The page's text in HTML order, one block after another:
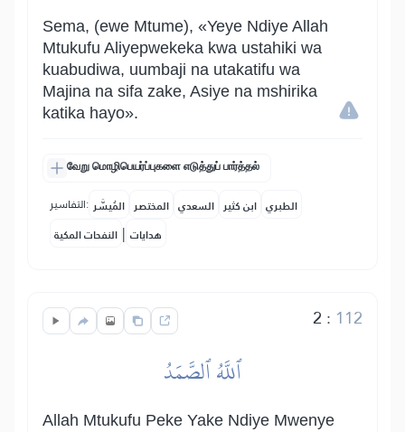
Sema, (ewe Mtume), «Yeye Ndiye Allah
Mtukufu Aliyepwekeka kwa ustahiki wa
kuabudiwa, uumbaji na utakatifu wa
Majina na sifa zake, Asiye na mshirika
katika hayo».
வேறு மொழிபெயர்ப்புகளை எடுத்துப் பார்த்தல்
التفاسير: المُيسَّر المختصر السعدي ابن كثير الطبري
النفحات المكية | هدايات
2 : 112
ٱللَّهُ ٱلصَّمَدُ
Allah Mtukufu Peke Yake Ndiye Mwenye